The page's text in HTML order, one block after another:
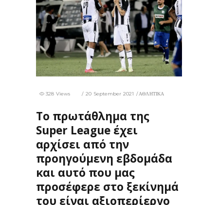
20 September 2021 ΑΘΛΗΤΙΚΑ
328 Views
Το πρωτάθλημα της
Super League έχει
αρχίσει από την
προηγούμενη εβδομάδα
και αυτό που μας
προσέφερε στο ξεκίνημά
του είναι αξιοπερίεργο